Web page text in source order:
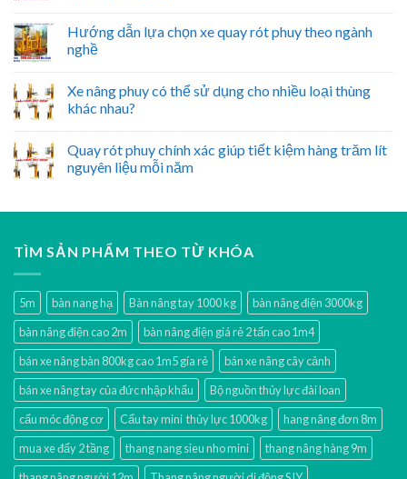
Hướng dẫn lựa chọn xe quay rót phuy theo ngành
nghề
Xe nâng phuy có thể sử dụng cho nhiều loại thùng
khác nhau?
Quay rót phuy chính xác giúp tiết kiệm hàng trăm lít
nguyên liệu mỗi năm
TÌM SẢN PHẨM THEO TỪ KHÓA
5m bàn nang hạ Bàn nâng tay 1000 kg
bàn nâng điện 3000kg
bàn nâng điện cao 2m
bàn nâng điện giá rẻ 2 tấn cao 1m4
bán xe nâng bàn 800kg cao 1m5 gía rẻ
bán xe nâng cây cảnh
bán xe nâng tay của đức nhập khẩu
Bộ nguồn thủy lực đài loan
cẩu móc động cơ
Cẩu tay mini thủy lực 1000kg
hang nâng đơn 8m
mua xe đẩy 2 tầng
thang nang sieu nho mini
thang nâng hàng 9m